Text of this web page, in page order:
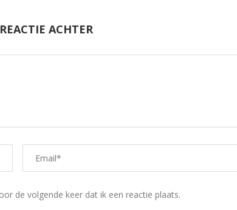
ACHTER
de volgende keer dat ik een reactie plaats.